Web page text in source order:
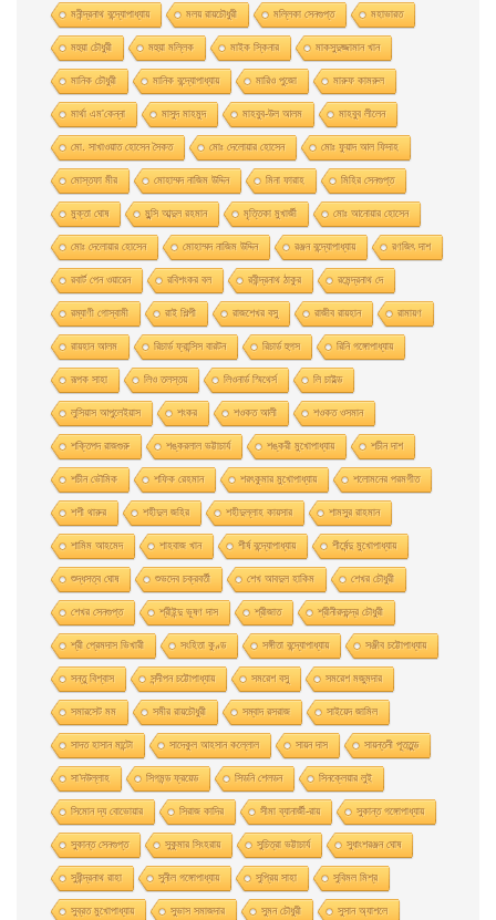
মনীন্দ্রনাথ বন্দ্যোপাধ্যায় মলয় রায়চৌধুরী মল্লিকা সেনগুপ্ত মহাভারত
মহুয়া চৌধুরী মহুয়া মল্লিক মাইক স্কিনার মাকসুদুজ্জামান খান
মানিক চৌধুরী মানিক বন্দ্যোপাধ্যায় মারিও পুজো মারুফ কামরুল
মার্থা এম'কেন্না মাসুদ মাহমুদ মাহবুব-উল আলম মাহবুব লীলেন
মাে. সাখাওয়াত হােসেন সৈকত মােঃ দেলােয়ার হােসেন মােঃ ফুয়াদ আল ফিদাহ
মােস্তফা মীর মােহাম্মদ নাজিম উদ্দিন মিনা ফারাহ মিহির সেনগুপ্ত
মুক্তা ঘোষ মুন্সি আব্দুল রহমান মৃত্তিকা মুখার্জী মোঃ আনোয়ার হোসেন
মোঃ দেলোয়ার হােসেন মোহাম্মদ নাজিম উদ্দিন রঞ্জন বন্দ্যোপাধ্যায় রণজিৎ দাশ
রবার্ট পেন ওয়ারেন রবিশংকর বল রবীন্দ্রনাথ ঠাকুর রমেন্দ্রনাথ দে
রম্যাণী গোস্বামী রাই শিল্পী রাজশেখর বসু রাজীব রায়হান রামায়ণ
রায়হান আলম রিচার্ড ফ্রান্সিস বারটন রিচার্ড হুগস রিনি গঙ্গোপাধ্যায়
রূপক সাহা লিও তলস্তয় লিওনার্ড স্মিথের্স লি চাইল্ড
লুসিয়াস আপুলেইয়াস শংকর শওকত আলী শওকত ওসমান
শক্তিপদ রাজগুরু শঙ্করলাল ভট্টাচার্য শঙ্করী মুখােপাধ্যায় শচীন দাশ
শচীন ভৌমিক শফিক রেহমান শরৎকুমার মুখোপাধ্যায় শলোমনের পরমগীত
শশী থারুর শহীদুল জহির শহীদুল্লাহ কায়সার শামসুর রাহমান
শামিম আহমেদ শাহবাজ খান শীর্ষ বন্দ্যোপাধ্যায় শীর্ষেন্দু মুখোপাধ্যায়
শুদ্ধসত্ব ঘোষ শুভদেব চক্রবর্তী শেখ আবদুল হাকিম শেখর চৌধুরী
শেখর সেনগুপ্ত শ্রীইন্দু ভূষণ দাস শ্রীজাত শ্রীনীরদচন্দ্র চৌধুরী
শ্রী প্রেমদাস ভিখারী সংহিতা কুণ্ড সঙ্গীতা বন্দ্যোপাধ্যায় সঞ্জীব চট্টোপাধ্যায়
সন্তু বিশ্বাস সন্দীপন চট্টোপাধ্যায় সমরেশ বসু সমরেশ মজুমদার
সমারসেট মম সমীর রায়চৌধুরী সম্বাদ রসরাজ সাইয়েদ জামিল
সাদত হাসান মান্টো সাদেকুল আহসান কল্লোল সায়ন দাস সায়ন্তনী পূততুন্ড
সা’দউল্লাহ সিগমন্ড ফ্রয়েড সিডনি শেলডন সিনক্লেয়ার লুই
সিমোন দ্য বোভোয়ার সিরাজ কাদির সীমা ব্যানার্জী-রায় সুকান্ত গঙ্গোপাধ্যায়
সুকান্ত সেনগুপ্ত সুকুমার সিংহরায় সুচিত্রা ভট্টাচার্য সুধাংশরঞ্জন ঘোষ
সুধীন্দ্রনাথ রাহা সুনীল গঙ্গোপাধ্যায় সুপ্রিয় সাহা সুবিমল মিশ্র
সুব্রত মুখোপাধ্যায় সুভাস সমাজদার সুমন চৌধুরী সুসান অ্যাশলে